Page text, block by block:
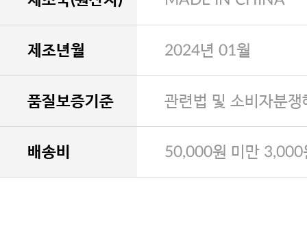
제조년월 2024년 01월
품질보증기준 관련법 및 소비자분
배송비 50,000원 미만 3,000